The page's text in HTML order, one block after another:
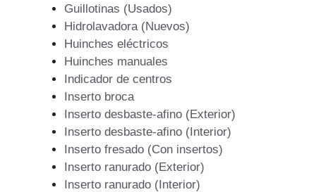
Guillotinas (Usados)
Hidrolavadora (Nuevos)
Huinches eléctricos
Huinches manuales
Indicador de centros
Inserto broca
Inserto desbaste-afino (Exterior)
Inserto desbaste-afino (Interior)
Inserto fresado (Con insertos)
Inserto ranurado (Exterior)
Inserto ranurado (Interior)